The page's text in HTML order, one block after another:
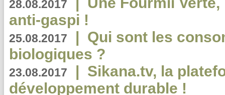
28.08.2017
anti-gaspi !
25.08.2017 | Qui sont les
biologiques ?
23.08.2017 | Sikana.tv, la
développement durable !